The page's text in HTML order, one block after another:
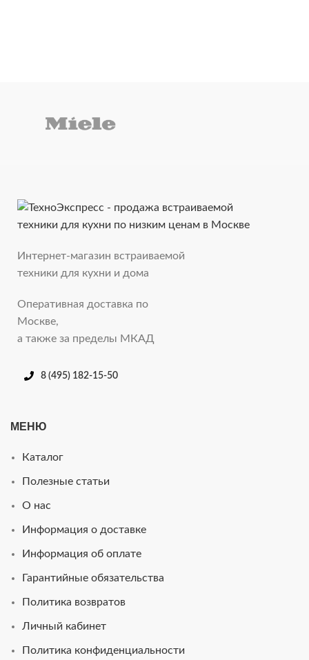
Интернет-магазин встраиваемой
техники для кухни и дома
Оперативная доставка по
Москве,
а также за пределы МКАД
8 (495) 182-15-50
МЕНЮ
Каталог
Полезные статьи
О нас
Информация о доставке
Информация об оплате
Гарантийные обязательства
Политика возвратов
Личный кабинет
Политика конфиденциальности